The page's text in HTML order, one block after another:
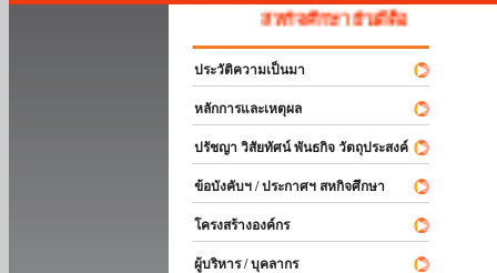
สหกิจศึกษา ยินดีต้อนรับ
ประวัติความเป็นมา
หลักการและเหตุผล
ปรัชญา วิสัยทัศน์ พันธกิจ วัตถุประสงค์
ข้อบังคับฯ / ประกาศฯ สหกิจศึกษา
โครงสร้างองค์กร
ผู้บริหาร / บุคลากร